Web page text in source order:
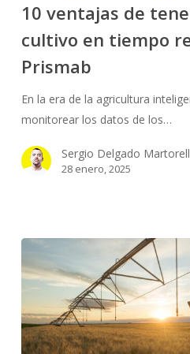
tener
los
datos
tu
cultivo
tiempo
Prismab
10 ventajas de
cultivo en tiempo
Prismab
En la era de la agricultura
monitorear los datos de los…
Sergio Delgado Martorell
28 enero, 2025